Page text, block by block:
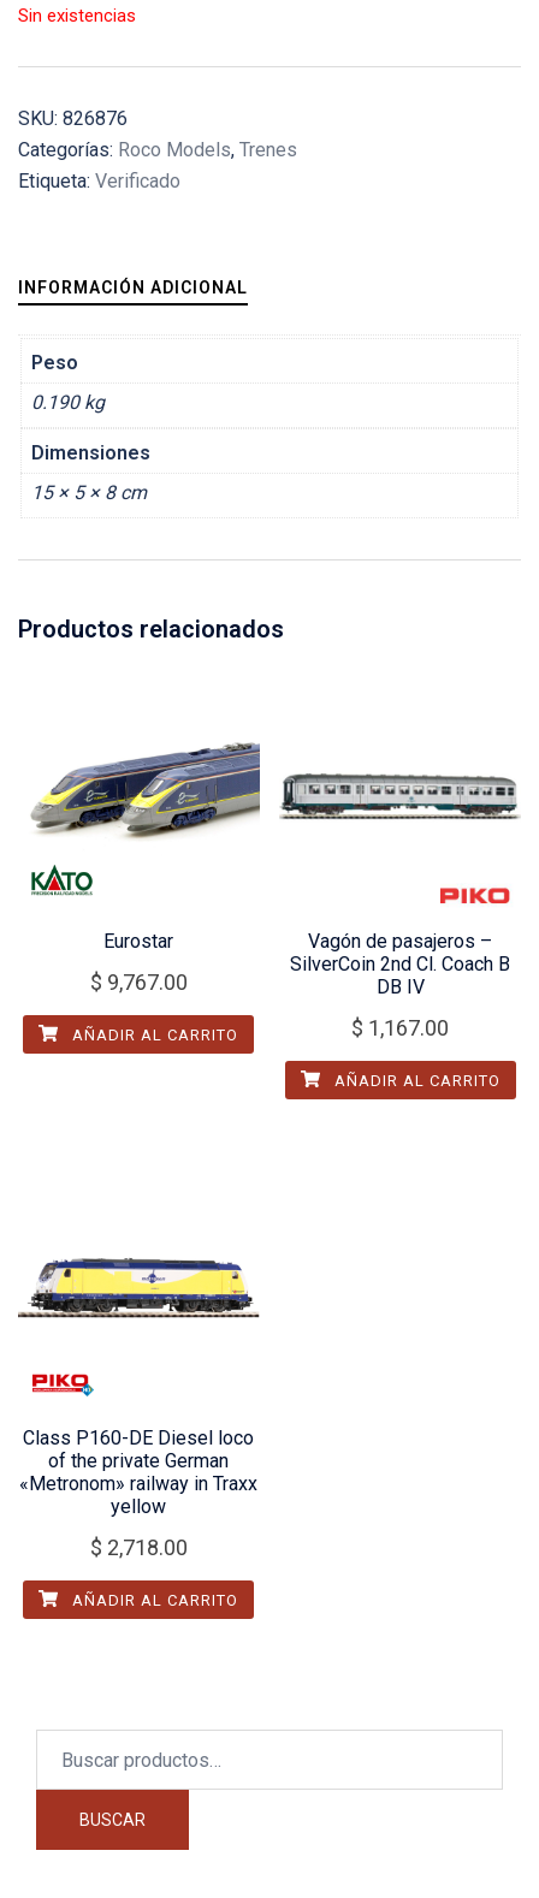
Sin existencias
SKU: 826876
Categorías: Roco Models, Trenes
Etiqueta: Verificado
INFORMACIÓN ADICIONAL
Peso
0.190 kg
Dimensiones
15 × 5 × 8 cm
Productos relacionados
Eurostar
$ 9,767.00
AÑADIR AL CARRITO
Vagón de pasajeros –
SilverCoin 2nd Cl. Coach B
DB IV
$ 1,167.00
AÑADIR AL CARRITO
Class P160-DE Diesel loco
of the private German
«Metronom» railway in Traxx
yellow
$ 2,718.00
AÑADIR AL CARRITO
BUSCAR